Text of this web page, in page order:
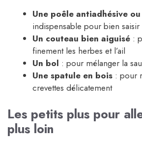
Une poêle antiadhésive
indispensable pour bien saisir
Un couteau bien aiguisé :
finement les herbes et l’ail
Un bol : pour mélanger la
Une spatule en bois : pour
crevettes délicatement
Les petits plus pour
plus loin